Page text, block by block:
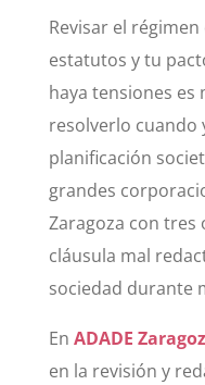
Revisar el
estatutos y tu
haya tensiones
resolverlo cuando
planificación
grandes
Zaragoza con tres
cláusula mal
sociedad durante
En ADADE
en la revisión y